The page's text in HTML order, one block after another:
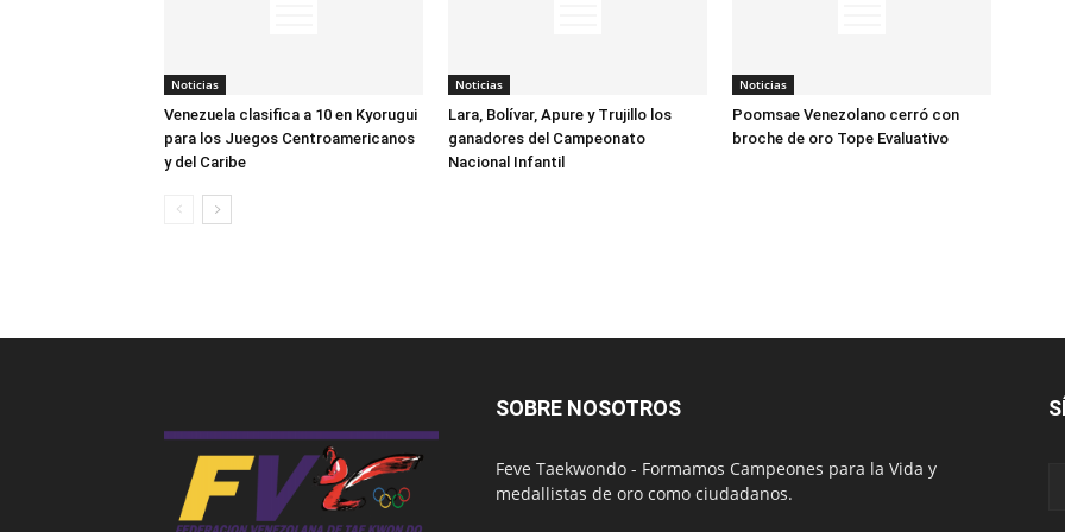
Noticias
Venezuela clasifica a 10 en Kyorugui
para los Juegos Centroamericanos
y del Caribe
Noticias
Lara, Bolívar, Apure y Trujillo los
ganadores del Campeonato
Nacional Infantil
Noticias
Poomsae Venezolano cerró con
broche de oro Tope Evaluativo
SOBRE NOSOTROS
Feve Taekwondo - Formamos Campeones para la Vida y
medallistas de oro como ciudadanos.